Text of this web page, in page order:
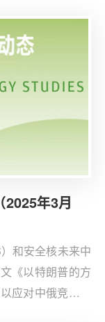
年3月
和安全核未来中
《以特朗普的方
应对中俄竞争，